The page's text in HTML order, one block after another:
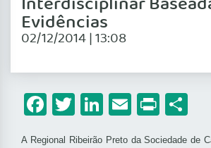
Evidências
02/12/2014 | 13:08
Facebook
Twitter
LinkedIn
Email
Print
A Regional Ribeirão Preto da Sociedade de